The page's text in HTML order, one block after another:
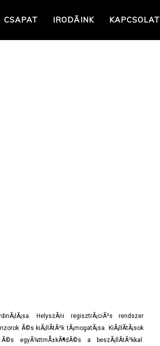
CSAPAT IRODÃINK KAPCSOLAT
HelyszÃ­ni regisztrÃ¡ciÃ³s rendszer
Ã©s kiÃ¡llÃ­tÃ³k tÃ¡mogatÃ¡sa. KiÃ¡llÃ­tÃ¡sok
egyÃ¼ttmÅ±kÃ¶dÃ©s a beszÃ¡llÃ­tÃ³kkal.